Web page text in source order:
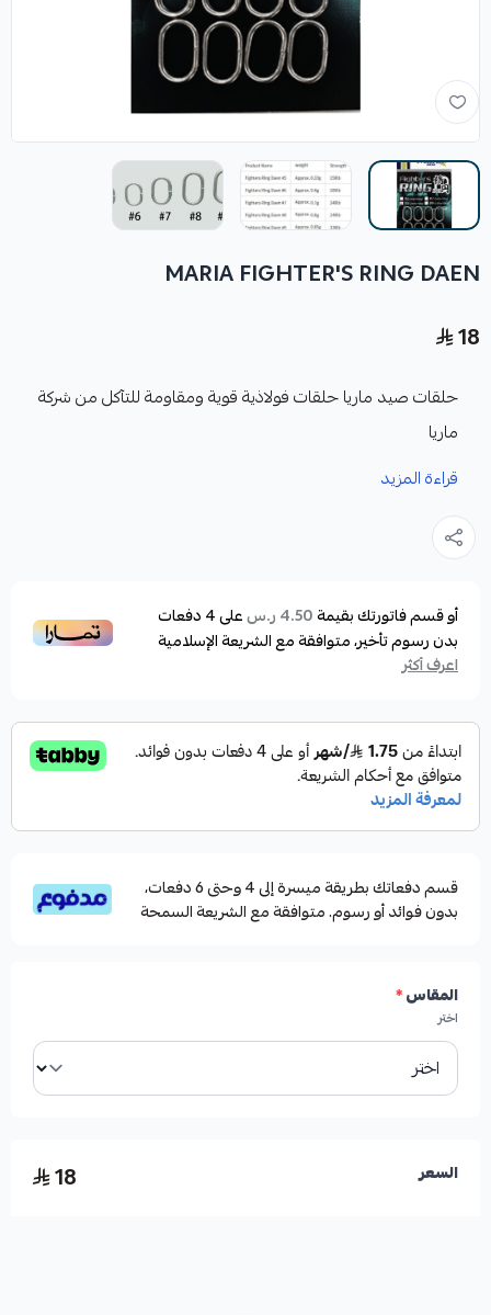
MARIA FIGHTER'S RING DAEN
18
حلقات صيد ماريا حلقات فولاذية قوية ومقاومة للتآكل من شركة
ماريا
الأسماك الكبيرة.
تتميز بطلاء خاص يجعلها مقاومة للصدأ والتآكل، مما
يطيل من عمرها الافتراضي ويحافظ على أدائها الممتاز على
تتوفر بأحجام مختلفة لتناسب احتياجات الصيادين
المتنوعة، مما يتيح لك اختيار الحجم المناسب لطعمك
وخيطك.
ربطها بمختلف مكونات الطعم أمرًا سهلًا وسريعًا.
ماريا هي علامة تجارية يابانية معروفة بجودة منتجاتها في
أصلي وعالي الجودة.
قراءة المزيد
أو قسم فاتورتك بقيمة4.50 ر.س على4دفعات
بدون رسوم تأخير، متوافقة مع الشريعة الإسلامية
اعرف أكثر
قسم دفعاتك بطريقة ميسرة إلى 4 وحتى 6 دفعات،
بدون فوائد أو رسوم. متوافقة مع الشريعة السمحة
المقاس*
اختر
السعر 18